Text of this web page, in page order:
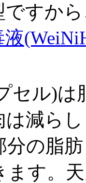
すか
セル)
は減ら
分の脂
ます。